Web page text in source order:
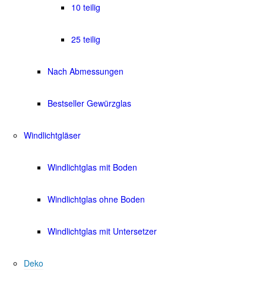
10 teilig
25 teilig
Nach Abmessungen
Bestseller Gewürzglas
Windlichtgläser
Windlichtglas mit Boden
Windlichtglas ohne Boden
Windlichtglas mit Untersetzer
Deko